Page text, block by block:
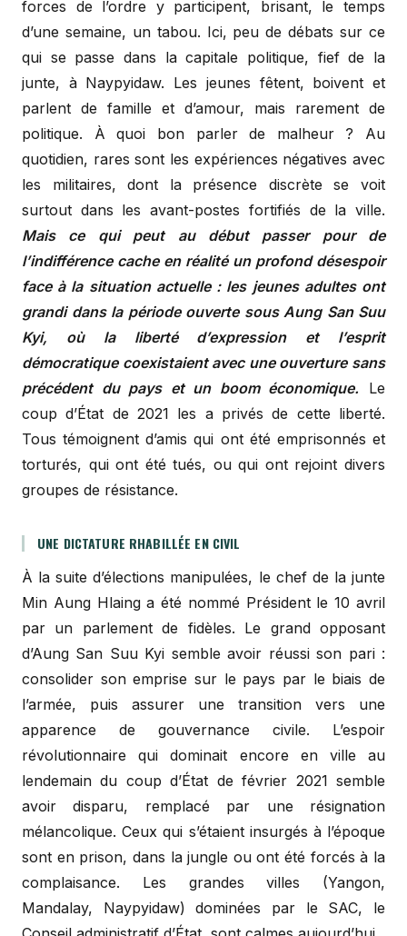
forces de l’ordre y participent, brisant, le temps
d’une semaine, un tabou. Ici, peu de débats sur ce
qui se passe dans la capitale politique, fief de la
junte, à Naypyidaw. Les jeunes fêtent, boivent et
parlent de famille et d’amour, mais rarement de
politique. À quoi bon parler de malheur ? Au
quotidien, rares sont les expériences négatives avec
les militaires, dont la présence discrète se voit
surtout dans les avant-postes fortifiés de la ville.
Mais ce qui peut au début passer pour de
l’indifférence cache en réalité un profond désespoir
face à la situation actuelle : les jeunes adultes ont
grandi dans la période ouverte sous Aung San Suu
Kyi, où la liberté d’expression et l’esprit
démocratique coexistaient avec une ouverture sans
précédent du pays et un boom économique. Le
coup d’État de 2021 les a privés de cette liberté.
Tous témoignent d’amis qui ont été emprisonnés et
torturés, qui ont été tués, ou qui ont rejoint divers
groupes de résistance.
UNE DICTATURE RHABILLÉE EN CIVIL
À la suite d’élections manipulées, le chef de la junte
Min Aung Hlaing a été nommé Président le 10 avril
par un parlement de fidèles. Le grand opposant
d’Aung San Suu Kyi semble avoir réussi son pari :
consolider son emprise sur le pays par le biais de
l’armée, puis assurer une transition vers une
apparence de gouvernance civile. L’espoir
révolutionnaire qui dominait encore en ville au
lendemain du coup d’État de février 2021 semble
avoir disparu, remplacé par une résignation
mélancolique. Ceux qui s’étaient insurgés à l’époque
sont en prison, dans la jungle ou ont été forcés à la
complaisance. Les grandes villes (Yangon,
Mandalay, Naypyidaw) dominées par le SAC, le